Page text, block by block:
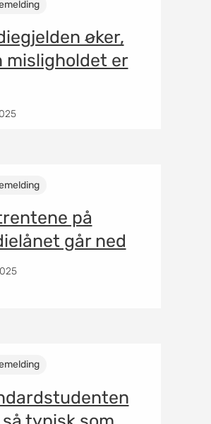
øker,
misligholdet er
på
går ned